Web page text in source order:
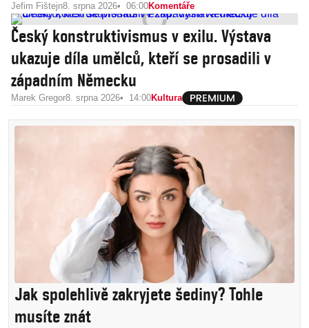
Jefim Fištejn8. srpna 2026 06:00Komentáře
Český konstruktivismus v exilu. Výstava
ukazuje díla umělců, kteří se prosadili v
západním Německu
Marek Gregor8. srpna 2026 14:00Kultura
Jak spolehlivě zakryjete šediny? Tohle
musíte znát